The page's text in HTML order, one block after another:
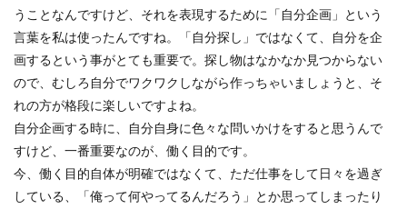
うことなんですけど、それを表現するために「自分企画」という
言葉を私は使ったんですね。「自分探し」ではなくて、自分を企
画するという事がとても重要で。探し物はなかなか見つからない
ので、むしろ自分でワクワクしながら作っちゃいましょうと、そ
れの方が格段に楽しいですよね。
自分企画する時に、自分自身に色々な問いかけをすると思うんで
すけど、一番重要なのが、働く目的です。
今、働く目的自体が明確ではなくて、ただ仕事をして日々を過ぎ
している、「俺って何やってるんだろう」とか思ってしまったり